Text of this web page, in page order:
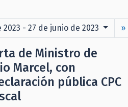
2023 - 27 de junio de 2023 »
de Ministro de
Marcel, con
pública CPC